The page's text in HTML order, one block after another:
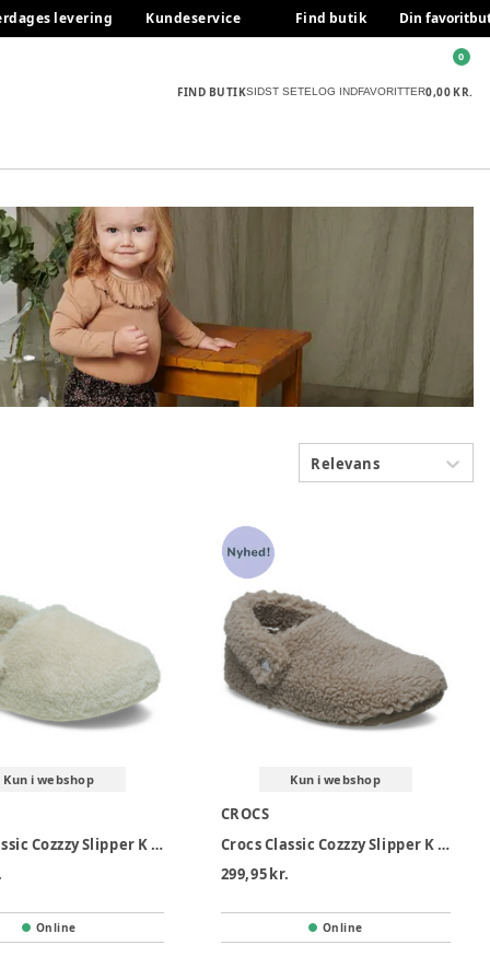
levering Kundeservice Find butik Din
FIND BUTIKSIDST SETELOG INDFAVORITTER0,00 KR.
0
Relevans
Kun i webshop
Crocs Classic Cozzzy Slipper K - Stucco
Online
Kun i webshop
CROCS
Crocs Classic Cozzzy Slipper K - Mushroom
299,95 kr.
Online